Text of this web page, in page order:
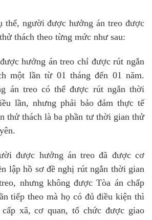
thể, người được hưởng án treo được
thách theo từng mức như sau:
hưởng án treo chỉ được rút ngắn
một lần từ 01 tháng đến 01 năm.
án treo có thể được rút ngắn thời
lần, nhưng phải bảo đảm thực tế
thử thách là ba phần tư thời gian thử
được hưởng án treo đã được cơ
lập hồ sơ đề nghị rút ngắn thời gian
nhưng không được Tòa án chấp
tiếp theo mà họ có đủ điều kiện thì
xã, cơ quan, tổ chức được giao